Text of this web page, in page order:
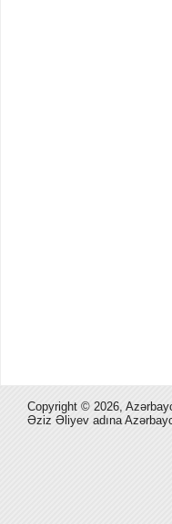
Copyright © 2026,
Əziz Əliyev adına